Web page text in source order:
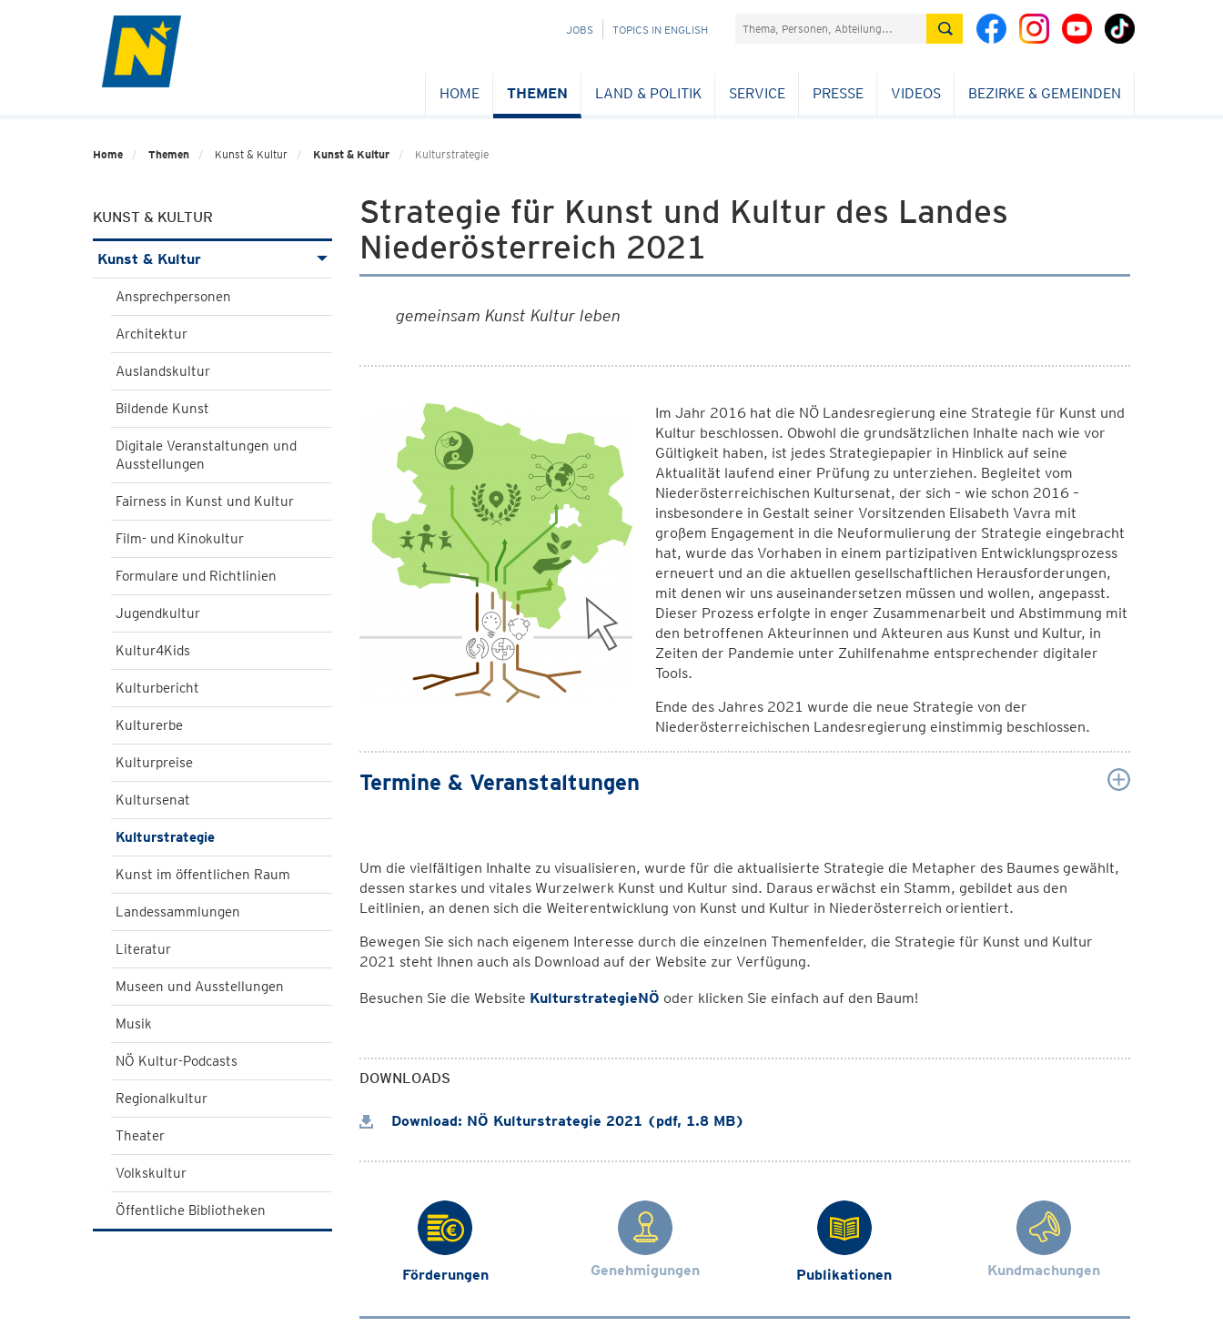
NAVIGATION
JOBS TOPICS IN ENGLISH Suchefeld
HOME THEMEN LAND & POLITIK SERVICE PRESSE VIDEOS BEZIRKE & GEMEINDEN
Home Themen Kunst & Kultur Kunst & Kultur Kulturstrategie
KUNST & KULTUR
Kunst & Kultur
Ansprechpersonen
Architektur
Auslandskultur
Bildende Kunst
Digitale Veranstaltungen und
Ausstellungen
Fairness in Kunst und Kultur
Film- und Kinokultur
Formulare und Richtlinien
Jugendkultur
Kultur4Kids
Kulturbericht
Kulturerbe
Kulturpreise
Kultursenat
Kulturstrategie
Kunst im öffentlichen Raum
Landessammlungen
Literatur
Museen und Ausstellungen
Musik
NÖ Kultur-Podcasts
Regionalkultur
Theater
Volkskultur
Öffentliche Bibliotheken
Strategie für Kunst und Kultur des Landes
Niederösterreich 2021
gemeinsam Kunst Kultur leben
Im Jahr 2016 hat die NÖ Landesregierung eine Strategie für Kunst und
Kultur beschlossen. Obwohl die grundsätzlichen Inhalte nach wie vor
Gültigkeit haben, ist jedes Strategiepapier in Hinblick auf seine
Aktualität laufend einer Prüfung zu unterziehen. Begleitet vom
Niederösterreichischen Kultursenat, der sich – wie schon 2016 –
insbesondere in Gestalt seiner Vorsitzenden Elisabeth Vavra mit
großem Engagement in die Neuformulierung der Strategie eingebracht
hat, wurde das Vorhaben in einem partizipativen Entwicklungsprozess
erneuert und an die aktuellen gesellschaftlichen Herausforderungen,
mit denen wir uns auseinandersetzen müssen und wollen, angepasst.
Dieser Prozess erfolgte in enger Zusammenarbeit und Abstimmung mit
den betroffenen Akteurinnen und Akteuren aus Kunst und Kultur, in
Zeiten der Pandemie unter Zuhilfenahme entsprechender digitaler
Tools.
Ende des Jahres 2021 wurde die neue Strategie von der
Niederösterreichischen Landesregierung einstimmig beschlossen.
Termine & Veranstaltungen
Um die vielfältigen Inhalte zu visualisieren, wurde für die aktualisierte Strategie die Metapher des Baumes gewählt,
dessen starkes und vitales Wurzelwerk Kunst und Kultur sind. Daraus erwächst ein Stamm, gebildet aus den
Leitlinien, an denen sich die Weiterentwicklung von Kunst und Kultur in Niederösterreich orientiert.
Bewegen Sie sich nach eigenem Interesse durch die einzelnen Themenfelder, die Strategie für Kunst und Kultur
2021 steht Ihnen auch als Download auf der Website zur Verfügung.
Besuchen Sie die Website KulturstrategieNÖ oder klicken Sie einfach auf den Baum!
DOWNLOADS
Download: NÖ Kulturstrategie 2021 (pdf, 1.8 MB)
Förderungen Genehmigungen Publikationen Kundmachungen